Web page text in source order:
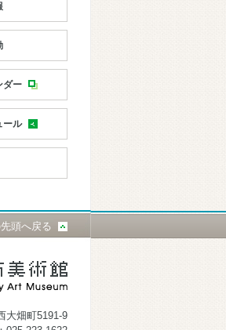
ダー
ール
頭へ戻る
大畑町5191-9